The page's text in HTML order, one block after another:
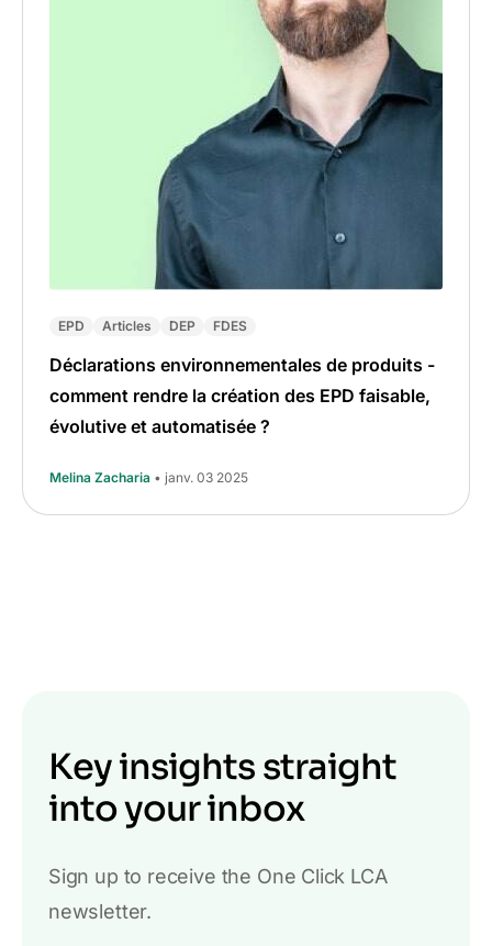
EPD Articles DEP FDES
Déclarations environnementales de produits -
comment rendre la création des EPD faisable,
évolutive et automatisée ?
Melina Zacharia • janv. 03 2025
Key insights straight
into your inbox
Sign up to receive the One Click LCA
newsletter.